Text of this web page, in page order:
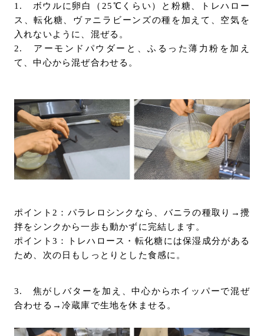
1. ボウルに卵白（25℃くらい）と粉糖、トレハロー
ス、転化糖、ヴァニラビーンズの種を加えて、空気を
入れないように、混ぜる。
2. アーモンドパウダーと、ふるった薄力粉を加え
て、中心から混ぜ合わせる。
ポイント2：パラレロシンクなら、バニラの種取り→攪
拌をシンクから一歩も動かずに完結します。
ポイント3：トレハロース・転化糖には保湿成分がある
ため、次の日もしっとりとした食感に。
3. 焦がしバターを加え、中心からホイッパーで混ぜ
合わせる→冷蔵庫で生地を休ませる。